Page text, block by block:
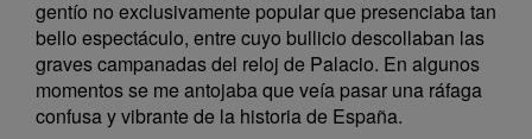
gentío no exclusivamente popular que presenciaba tan
bello espectáculo, entre cuyo bullicio descollaban las
graves campanadas del reloj de Palacio. En algunos
momentos se me antojaba que veía pasar una ráfaga
confusa y vibrante de la historia de España.